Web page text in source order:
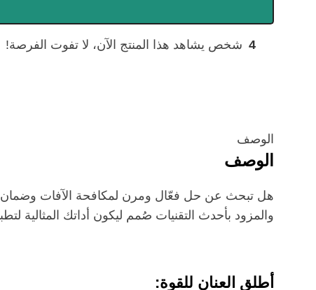
4 شخص يشاهد هذا المنتج الآن، لا تفوت الفرصة!
الوصف
الوصف
والمزود بأحدث التقنيات صُمم ليكون أداتك المثالية
أطلق العنان للقوة: